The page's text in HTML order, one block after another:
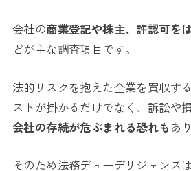
会社の商業登記や株主、許認可を
どが主な調査項目です。
法的リスクを抱えた企業を買収す
ストが掛かるだけでなく、訴訟や
会社の存続が危ぶまれる恐れも あ
そのため法務デューデリジェンス